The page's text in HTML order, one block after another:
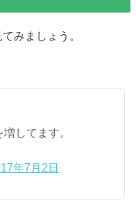
みましょう。
してます。
年7月2日